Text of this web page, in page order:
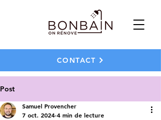
CONTACT
Post
Samuel Provencher
7 oct. 2024 4 min de lecture